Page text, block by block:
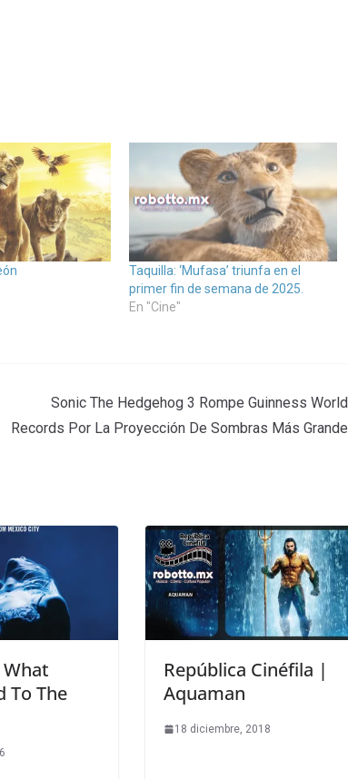
Taquilla: ‘Mufasa’ triunfa en el
primer fin de semana de 2025.
En "Cine"
Sonic The Hedgehog 3 Rompe Guinness World
Records Por La Proyección De Sombras Más Grande
What
To The
República Cinéfila |
Aquaman
18 diciembre, 2018